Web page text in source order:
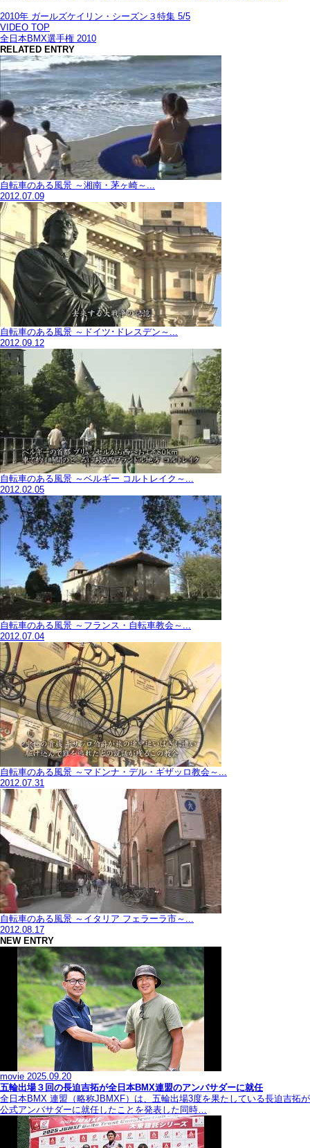
2010年 ガールズケイリン・シーズン３特集 5/5
VIDEO TOP
全日本BMX選手権 2010
RELATED ENTRY
自転車のある風景 ～湘南・茅ヶ崎～...
2012.07.09
自転車のある風景 ～ドイツ･ドレスデン～...
2012.09.12
自転車のある風景 ～ベルギー コルトレイク～...
2012.02.05
自転車のある風景 ～フランス・自転車教会～...
2012.07.04
自転車のある風景 ～マドンナ・デル・ギザッロ教会～...
2012.07.31
自転車のある風景 ～イタリア フェラーラ市～...
2012.08.17
NEW ENTRY
movie 2025.09.20
五輪出場３回の長迫吉拓が全日本BMX連盟のアンバサダーに就任
全日本BMX 連盟（略称JBMXF）は、五輪出場3度を果たしている長迫吉拓が
公式アンバサダーに就任したことを発表した同時…